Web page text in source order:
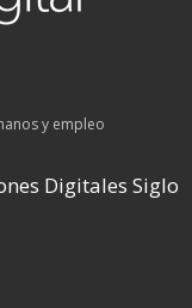
y empleo
Digitales Siglo